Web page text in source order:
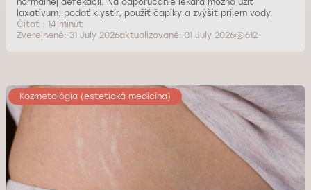
normálnej defekácii. Na odporúčanie lekára možno užiť
laxatívum, podať klystír, použiť čapíky a zvýšiť príjem vody.
Čítať : 14 minút
Zverejnené: 31 July 2026aktualizované: 31 July 2026 612
Kozmetológia (estetická medicína)